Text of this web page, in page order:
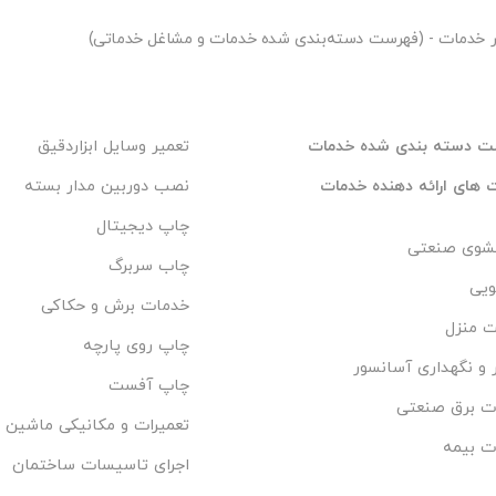
روز آماده پاسخگویی به سوالات شما می باشند.
زنجیرهای این موسسه و با توجه به اینکه مرکز تماس
دلیل اختلالات مخابراتی در بعضی از مواقع با مشکل
می طلبیم و خواهشمندیم با تلفن های همراه ذیل تماس
خدمات - (فهرست دسته‌بندی شده خدمات و مشاغل خدماتی)
دسته بندی شده خدمات
های ارائه دهنده خدمات
صنعتی
منزل
و نگهداری آسانسور
برق صنعتی
بیمه
تعمیر وسایل ابزاردقیق
نصب دوربین مدار بسته
چاپ دیجیتال
چاب سربرگ
خدمات برش و حکاکی
چاپ روی پارچه
چاپ آفست
تعمیرات و مکانیکی
اجرای تاسیسات ساختمان